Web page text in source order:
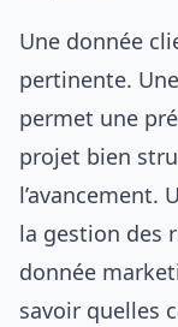
Une donnée
pertinente.
permet une
projet bien
l’avancement.
la gestion des
donnée
savoir quelles